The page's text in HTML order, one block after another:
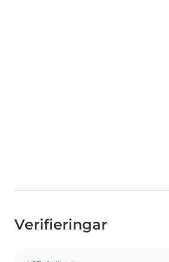
Verifieringar